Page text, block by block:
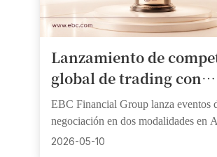
Lanzamiento de
global de trading con
importantes premios
metálico
EBC Financial Group lanza eventos
negociación en dos modalidades en
África, ofreciendo competiciones
2026-05-10